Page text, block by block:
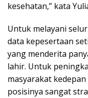
kesehatan,” kata
Untuk melayani
data kepesertaan
yang menderita
lahir. Untuk
masyarakat
posisinya sangat